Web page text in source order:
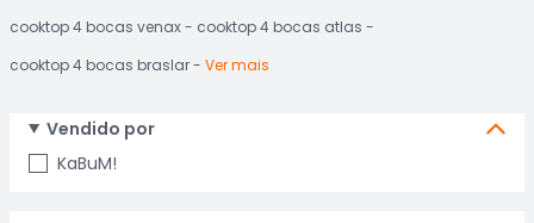
Mais Vendidos
cooktop 4 bocas venax
cooktop 4 bocas atlas
cooktop 4 bocas braslar
Ver mais
Vendido por
KaBuM!